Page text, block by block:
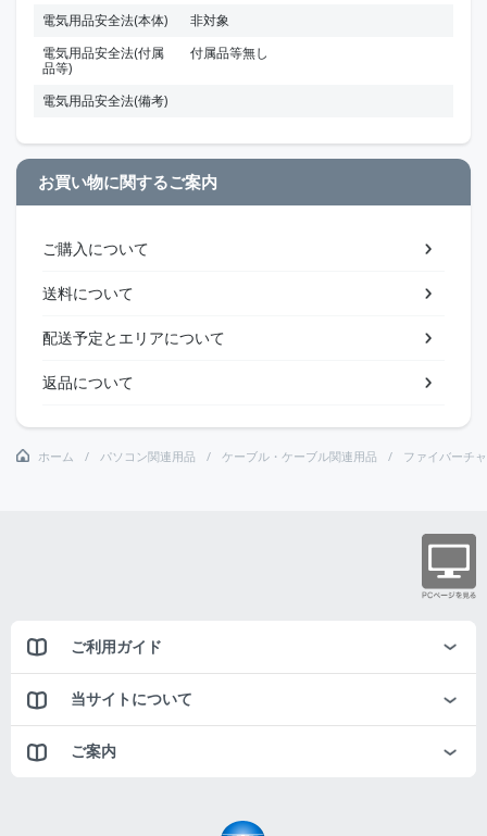
電気用品安全法(本体)
非対象
電気用品安全法(付属
品等)
付属品等無し
電気用品安全法(備考)
お買い物に関するご案内
ご購入について
送料について
配送予定とエリアについて
返品について
ホーム パソコン関連用品 ケーブル・ケーブル関連用品 ファイバーチ
ご利用ガイド
当サイトについて
ご案内